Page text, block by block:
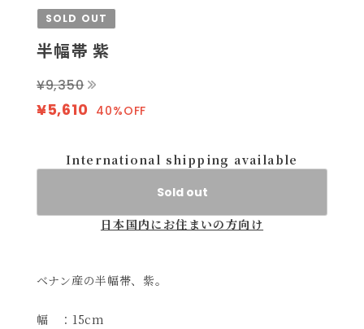
SOLD OUT
半幅帯 紫
¥9,350
¥5,610 40%OFF
International shipping available
Sold out
日本国内にお住まいの方向け
ベナン産の半幅帯、紫。
幅 ：15cm